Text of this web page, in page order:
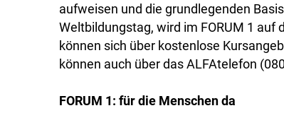
aufweisen und die grundlegenden
Weltbildungstag, wird im FORUM 1
können sich über kostenlose
können auch über das ALFAtelefon
FORUM 1: für die Menschen da